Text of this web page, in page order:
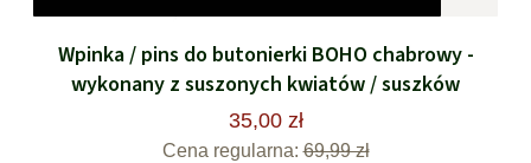
Wpinka / pins do butonierki BOHO chabrowy -
wykonany z suszonych kwiatów / suszków
35,00 zł
Cena regularna: 69,99 zł